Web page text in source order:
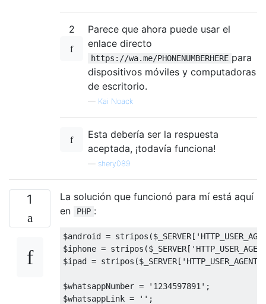
2
Parece que ahora puede usar el
enlace directo
https://wa.me/PHONENUMBERHERE para
dispositivos móviles y computadoras
de escritorio.
— Kai Noack
Esta debería ser la respuesta
aceptada, ¡todavía funciona!
shery089
1
La solución que funcionó para mí está aquí
en
PHP :
$android = stripos($_SERVER[
$iphone = stripos($_SERVER[
$ipad = stripos($_SERVER[ 'HTTP_USER_AGENT'
$whatsappNumber = '1234597891' ;
$whatsappLink =
''